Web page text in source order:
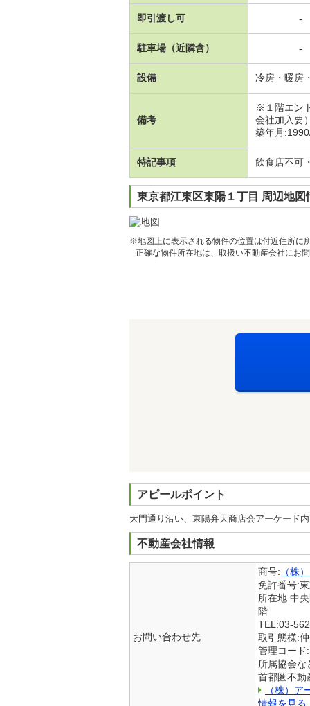
即引渡し可 -
駐車場（近隣含） -
設備 冷房・暖房
備考
※１階エン
会社加入要
築年月
特記事項 飲食店不可
東京都江東区東陽１丁目 周辺地図
※地図上に表示される物件の位置は付近住所に
正確な物件所在地は、取扱い不動産会社にお
アピールポイント
大門通り沿い、東陽弁天商店会アーケード
不動産会社情報
お問い合わせ先
商号: （株
免許番号:
所在地:中
階
TEL:03-
取引態様:
管理コード:
所属協会
首都圏不動
（株）
情報を見る